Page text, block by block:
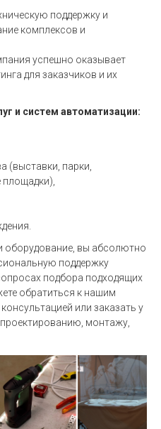
поддержку и
комплексов и
успешно оказывает
для заказчиков и их
и систем автоматизации:
(выставки, парки,
площадки),
оборудование, вы абсолютно
поддержку
подбора подходящих
обратиться к нашим
или заказать у
монтажу,